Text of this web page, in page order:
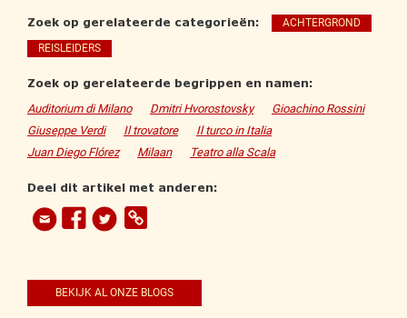
Zoek op gerelateerde categorieën:
ACHTERGROND
REISLEIDERS
Zoek op gerelateerde begrippen en namen:
Auditorium di Milano Dmitri Hvorostovsky
Gioachino Rossini
Giuseppe Verdi
Il trovatore
Il turco in Italia
Juan Diego Flórez
Milaan Teatro alla Scala
Deel dit artikel met anderen:
BEKIJK AL ONZE BLOGS